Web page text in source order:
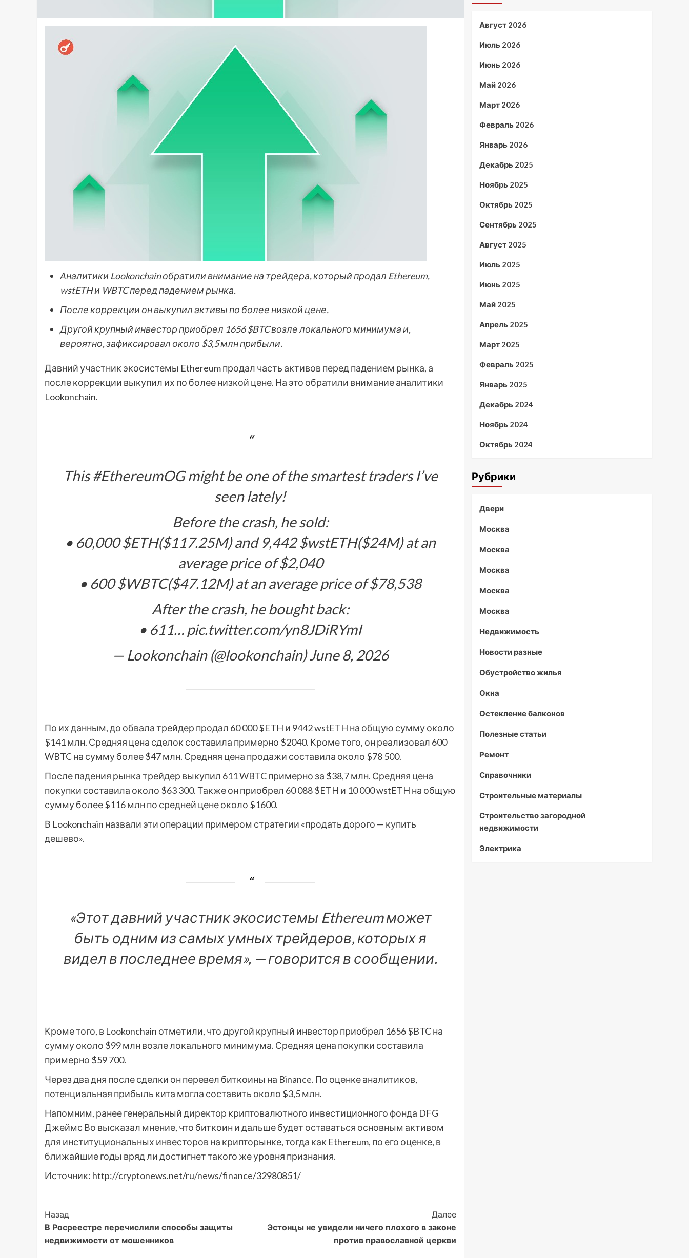
Аналитики Lookonchain обратили внимание на трейдера, который продал Ethereum,
wstETH и WBTC перед падением рынка.
После коррекции он выкупил активы по более низкой цене.
Другой крупный инвестор приобрел 1656 $BTC возле локального минимума и,
вероятно, зафиксировал около $3,5 млн прибыли.
Давний участник экосистемы Ethereum продал часть активов перед падением рынка, а
после коррекции выкупил их по более низкой цене. На это обратили внимание аналитики
Lookonchain.
This #EthereumOG might be one of the smartest traders I’ve
seen lately!
Before the crash, he sold:
• 60,000 $ETH($117.25M) and 9,442 $wstETH($24M) at an
average price of $2,040
• 600 $WBTC($47.12M) at an average price of $78,538
After the crash, he bought back:
• 611… pic.twitter.com/yn8JDiRYmI
— Lookonchain (@lookonchain) June 8, 2026
По их данным, до обвала трейдер продал 60 000 $ETH и 9442 wstETH на общую сумму около
$141 млн. Средняя цена сделок составила примерно $2040. Кроме того, он реализовал 600
WBTC на сумму более $47 млн. Средняя цена продажи составила около $78 500.
После падения рынка трейдер выкупил 611 WBTC примерно за $38,7 млн. Средняя цена
покупки составила около $63 300. Также он приобрел 60 088 $ETH и 10 000 wstETH на общую
сумму более $116 млн по средней цене около $1600.
В Lookonchain назвали эти операции примером стратегии «продать дорого — купить
дешево».
«Этот давний участник экосистемы Ethereum может
быть одним из самых умных трейдеров, которых я
видел в последнее время», — говорится в сообщении.
Кроме того, в Lookonchain отметили, что другой крупный инвестор приобрел 1656 $BTC на
сумму около $99 млн возле локального минимума. Средняя цена покупки составила
примерно $59 700.
Через два дня после сделки он перевел биткоины на Binance. По оценке аналитиков,
потенциальная прибыль кита могла составить около $3,5 млн.
Напомним, ранее генеральный директор криптовалютного инвестиционного фонда DFG
Джеймс Во высказал мнение, что биткоин и дальше будет оставаться основным активом
для институциональных инвесторов на крипторынке, тогда как Ethereum, по его оценке, в
ближайшие годы вряд ли достигнет такого же уровня признания.
Источник: http://cryptonews.net/ru/news/finance/32980851/
Post
Navigation
Назад
В Росреестре перечислили способы защиты
недвижимости от мошенников
Далее
Эстонцы не увидели ничего плохого в законе
против православной церкви
Август 2026
Июль 2026
Июнь 2026
Май 2026
Март 2026
Февраль 2026
Январь 2026
Декабрь 2025
Ноябрь 2025
Октябрь 2025
Сентябрь 2025
Август 2025
Июль 2025
Июнь 2025
Май 2025
Апрель 2025
Март 2025
Февраль 2025
Январь 2025
Декабрь 2024
Ноябрь 2024
Октябрь 2024
Рубрики
Двери
Москва
Москва
Москва
Москва
Москва
Недвижимость
Новости разные
Обустройство жилья
Окна
Остекление балконов
Полезные статьи
Ремонт
Справочники
Строительные материалы
Строительство загородной
недвижимости
Электрика